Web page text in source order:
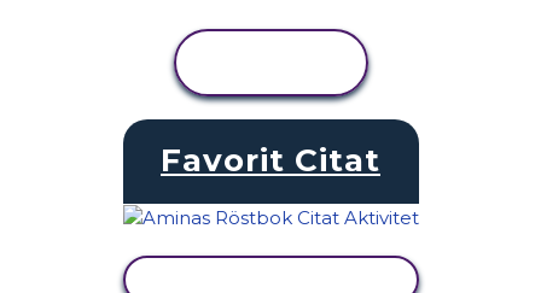
Favorit Citat